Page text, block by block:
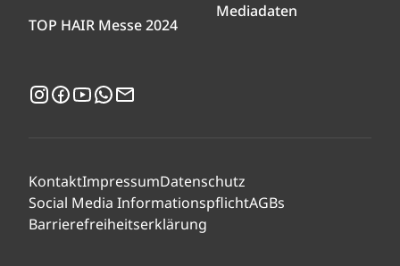
TOP HAIR Messe 2024
Mediadaten
Instagram
Facebook
YouTubeWhatsApp
KontaktImpressumDatenschutz
Social Media InformationspflichtAGBs
Barrierefreiheitserklärung